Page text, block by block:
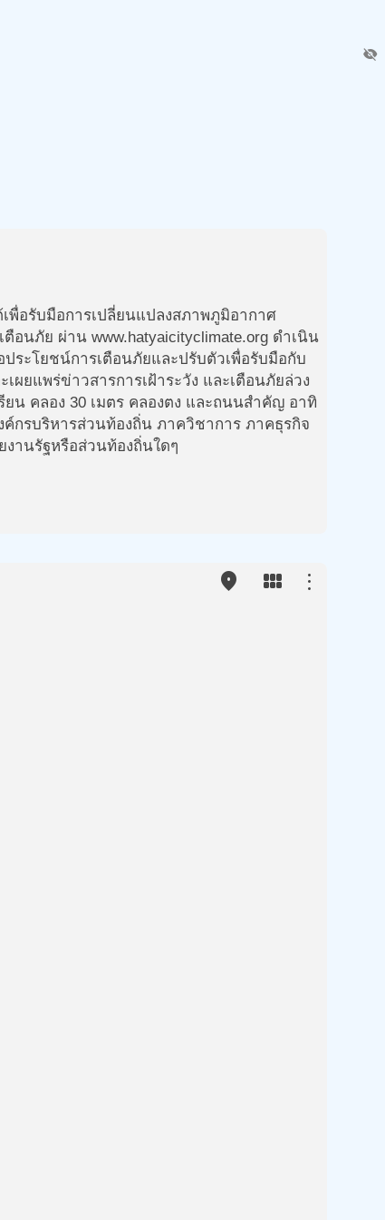
visibility_off
พื่อรับมือการเปลี่ยนแปลงสภาพภูมิอากาศ
นภัย ผ่าน www.hatyaicityclimate.org ดำเนิน
ประโยชน์การเตือนภัยและปรับตัวเพื่อรับมือกับ
ผยแพร่ข่าวสารการเฝ้าระวัง และเตือนภัยล่วง
น คลอง 30 เมตร คลองตง และถนนสำคัญ อาทิ
กรบริหารส่วนท้องถิ่น ภาควิชาการ ภาคธุรกิจ
านรัฐหรือส่วนท้องถิ่นใดๆ
place view_module more_vert